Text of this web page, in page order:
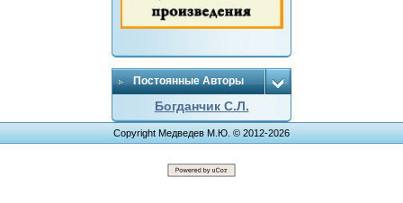
Постоянные Авторы
Богданчик С.Л.
Copyright Медведев М.Ю. © 2012-2026